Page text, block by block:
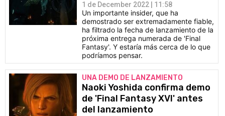
1 de December 2022 | 11:58
Un importante insider, que ha
demostrado ser extremadamente fiable,
ha filtrado la fecha de lanzamiento de la
próxima entrega numerada de 'Final
Fantasy'. Y estaría más cerca de lo que
podríamos pensar.
UNA DEMO DE LANZAMIENTO
Naoki Yoshida confirma demo
de 'Final Fantasy XVI' antes
del lanzamiento